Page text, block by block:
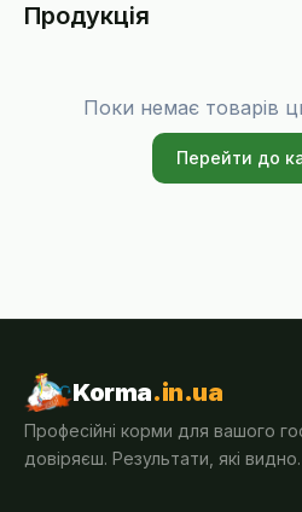
Продукція
Поки немає товарів
Перейти до
Korma.in.ua
Професійні корми для вашого
довіряєш. Результати, які видно.